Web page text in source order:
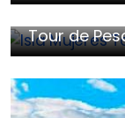
Tour de